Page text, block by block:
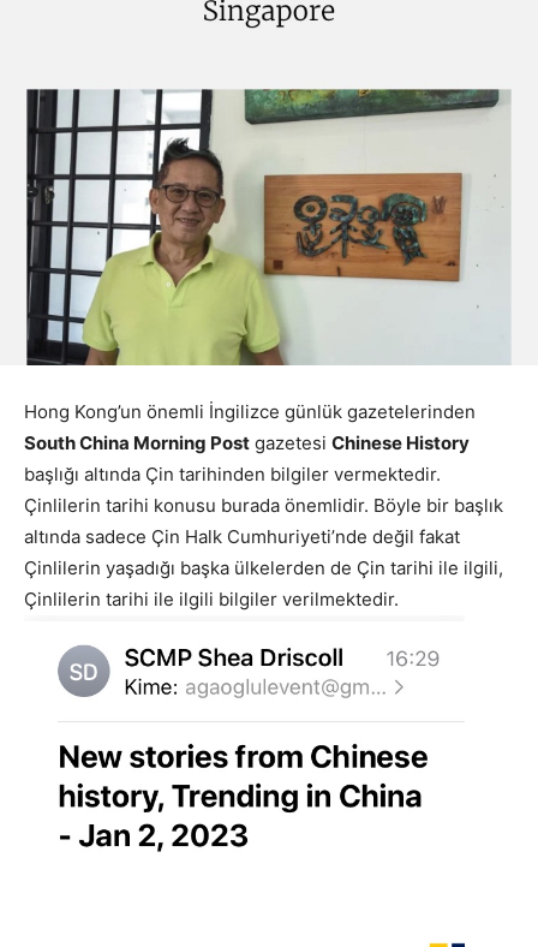
Hong Kong’un önemli İngilizce günlük gazetelerinden
South China Morning Post gazetesi Chinese History
başlığı altında Çin tarihinden bilgiler vermektedir.
Çinlilerin tarihi konusu burada önemlidir. Böyle bir başlık
altında sadece Çin Halk Cumhuriyeti’nde değil fakat
Çinlilerin yaşadığı başka ülkelerden de Çin tarihi ile ilgili,
Çinlilerin tarihi ile ilgili bilgiler verilmektedir.